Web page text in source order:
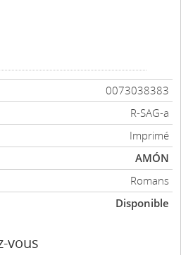
0073038383
R-SAG-a
Imprimé
AMÓN
Romans
Disponible
vous